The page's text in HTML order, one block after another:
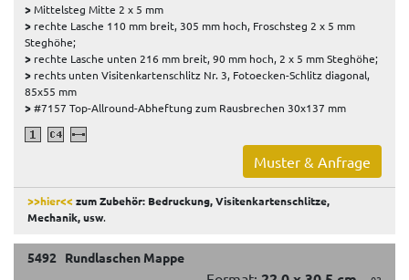
>Mittelsteg Mitte 2 x 5 mm
> rechte Lasche 110 mm breit, 305 mm hoch, Froschsteg 2 x 5 mm
Steghöhe;
> rechte Lasche unten 216 mm breit, 90 mm hoch, 2 x 5 mm Steghöhe;
> rechts unten Visitenkartenschlitz Nr. 3, Fotoecken-Schlitz diagonal,
85x55 mm
>#7157 Top-Allround-Abheftung zum Rausbrechen 30x137 mm
Muster & Anfrage
>>hier<<zum Zubehör: Bedruckung, Visitenkartenschlitze,
Mechanik, usw.
5492 Rundlaschen Mappe